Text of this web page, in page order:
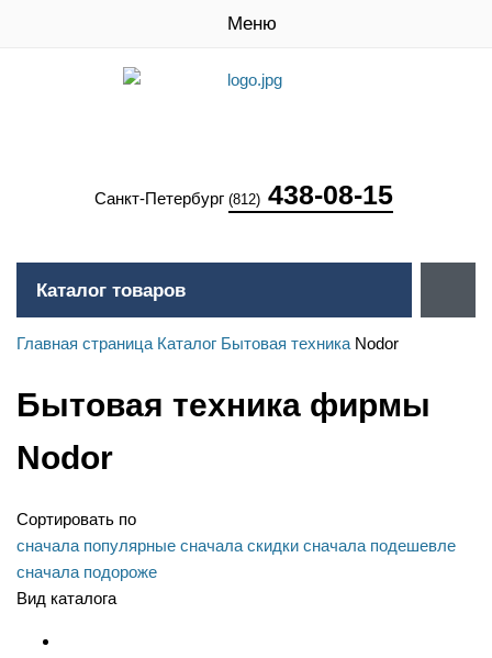
Меню
Санкт-Петербург (812) 438-08-15
Каталог товаров
Главная страница Каталог Бытовая техника Nodor
Бытовая техника фирмы
Nodor
Сортировать по
сначала популярные сначала скидки сначала подешевле
сначала подороже
Вид каталога